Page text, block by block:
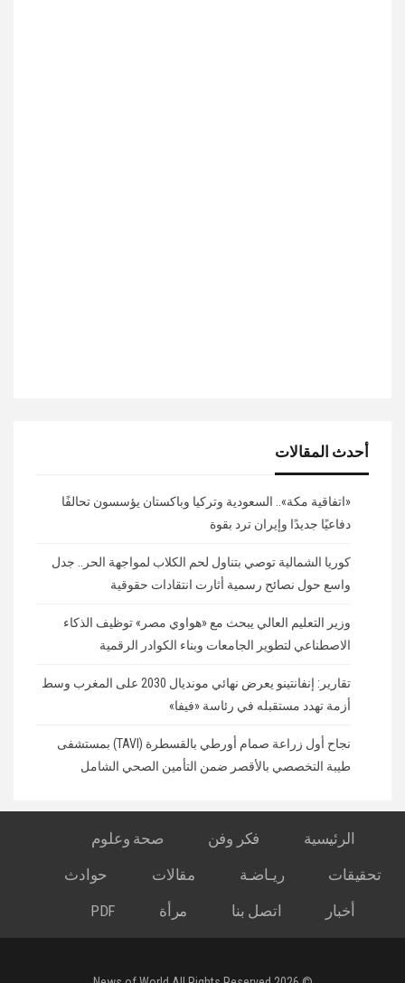
أحدث المقالات
«اتفاقية مكة».. السعودية وتركيا وباكستان يؤسسون تحالفًا
دفاعيًا جديدًا وإيران ترد بقوة
كوريا الشمالية توصي بتناول لحم الكلاب لمواجهة الحر.. جدل
واسع حول نصائح رسمية أثارت انتقادات حقوقية
وزير التعليم العالي يبحث مع «هواوي مصر» توظيف الذكاء
الاصطناعي لتطوير الجامعات وبناء الكوادر الرقمية
تقارير: إنفانتينو يعرض نهائي مونديال 2030 على المغرب وسط
أزمة تهدد مستقبله في رئاسة «فيفا»
نجاح أول زراعة صمام أورطي بالقسطرة (TAVI) بمستشفى
طيبة التخصصي بالأقصر ضمن التأمين الصحي الشامل
الرئيسية فكر وفن
صحة وعلوم
تحقيقات
ريـاضـة مقالات
حوادث
أخبار
اتصل بنا مرأة PDF